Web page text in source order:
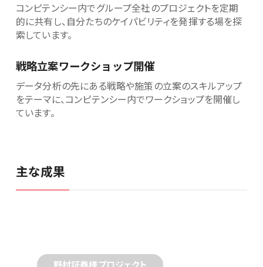
コンピテンシー内でグループ全社のプロジェクトを定期
的に共有し、自分たちのケイパビリティを発揮する場を探
索しています。
戦略立案ワークショップ開催
データ分析の先にある戦略や施策の立案のスキルアップ
をテーマに、コンピテンシー内でワークショップを開催し
ています。
主な成果
野村証券様プロジェクト